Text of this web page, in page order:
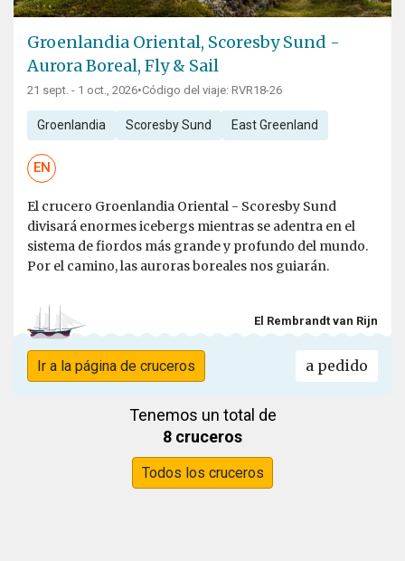
Groenlandia Oriental, Scoresby Sund -
Aurora Boreal, Fly & Sail
21 sept. - 1 oct., 2026•Código del viaje: RVR18-26
Groenlandia Scoresby Sund East Greenland
EN
El crucero Groenlandia Oriental - Scoresby Sund
divisará enormes icebergs mientras se adentra en el
sistema de fiordos más grande y profundo del mundo.
Por el camino, las auroras boreales nos guiarán.
El Rembrandt van Rijn
Ir a la página de cruceros a pedido
Tenemos un total de
8 cruceros
Todos los cruceros